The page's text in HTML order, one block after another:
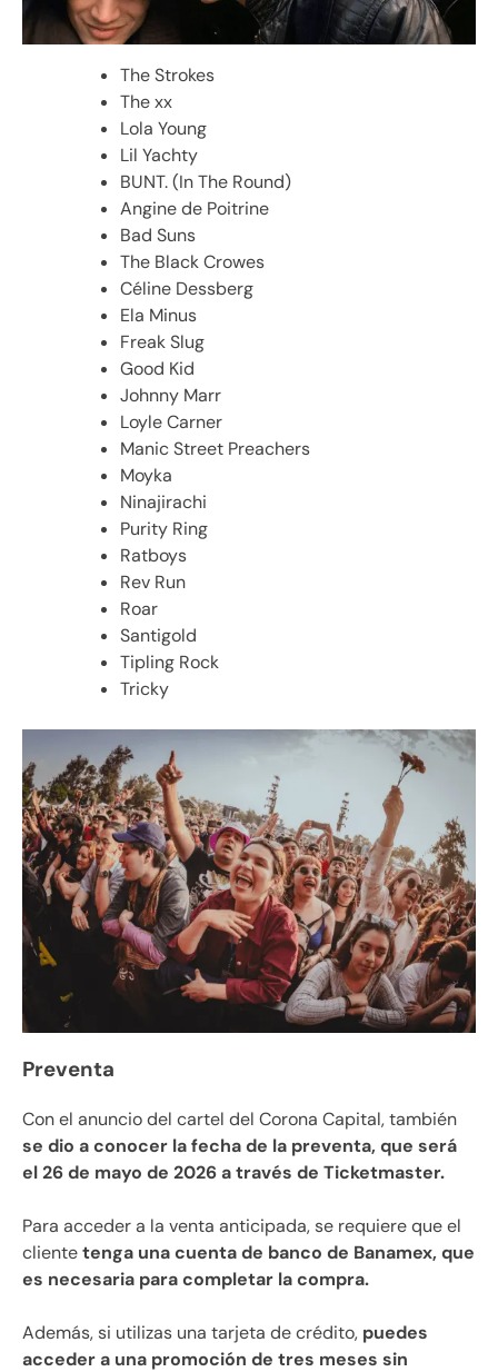
The Strokes
The xx
Lola Young
Lil Yachty
BUNT. (In The Round)
Angine de Poitrine
Bad Suns
The Black Crowes
Céline Dessberg
Ela Minus
Freak Slug
Good Kid
Johnny Marr
Loyle Carner
Manic Street Preachers
Moyka
Ninajirachi
Purity Ring
Ratboys
Rev Run
Roar
Santigold
Tipling Rock
Tricky
Preventa
Con el anuncio del cartel del Corona Capital, también
se dio a conocer la fecha de la preventa, que será
el 26 de mayo de 2026 a través de Ticketmaster.
Para acceder a la venta anticipada, se requiere que el
clientetenga una cuenta de banco de Banamex, que
es necesaria para completar la compra.
Además, si utilizas una tarjeta de crédito, puedes
acceder a una promoción de tres meses sin